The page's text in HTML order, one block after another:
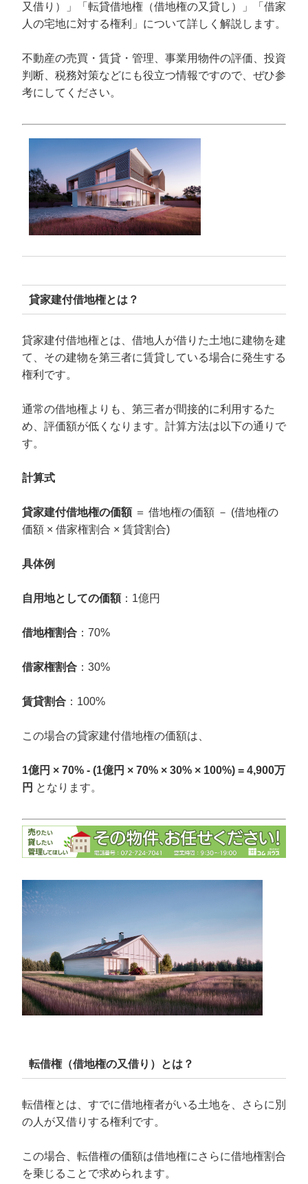
又借り）」「転貸借地権（借地権の又貸し）」「借家
人の宅地に対する権利」について詳しく解説します。
不動産の売買・賃貸・管理、事業用物件の評価、投資
判断、税務対策などにも役立つ情報ですので、ぜひ参
考にしてください。
貸家建付借地権とは？
貸家建付借地権とは、借地人が借りた土地に建物を建
て、その建物を第三者に賃貸している場合に発生する
権利です。
通常の借地権よりも、第三者が間接的に利用するた
め、評価額が低くなります。計算方法は以下の通りで
す。
計算式
貸家建付借地権の価額＝ 借地権の価額 － (借地権の
価額 × 借家権割合 × 賃貸割合)
具体例
自用地としての価額：1億円
借地権割合：70%
借家権割合：30%
賃貸割合：100%
この場合の貸家建付借地権の価額は、
1億円 × 70% - (1億円 × 70% × 30% × 100%) = 4,900万
円 となります。
転借権（借地権の又借り）とは？
転借権とは、すでに借地権者がいる土地を、さらに別
の人が又借りする権利です。
この場合、転借権の価額は借地権にさらに借地権割合
を乗じることで求められます。